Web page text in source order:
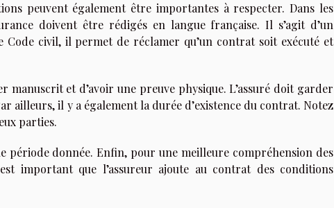
peuvent également être importantes à respecter. Dans les
doivent être rédigés en langue française. Il s’agit d’un
civil, il permet de réclamer qu’un contrat soit exécuté et
et d’avoir une preuve physique. L’assuré doit garder
ailleurs, il y a également la durée d’existence du contrat. Notez
parties.
période donnée. Enfin, pour une meilleure compréhension des
important que l’assureur ajoute au contrat des conditions